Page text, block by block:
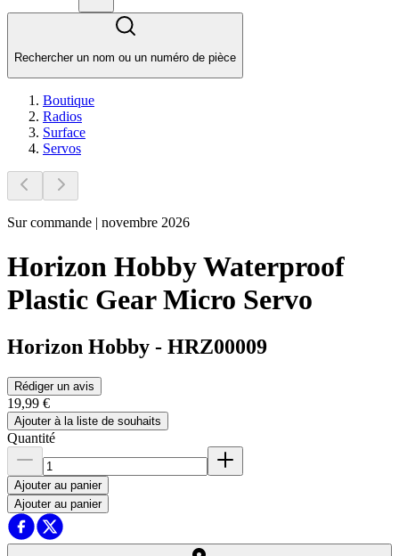
Rechercher un nom ou un numéro de pièce
Boutique
Radios
Surface
Servos
Sur commande | novembre 2026
Horizon Hobby Waterproof
Plastic Gear Micro Servo
Horizon Hobby - HRZ00009
Rédiger un avis
19,99 €
Ajouter à la liste de souhaits
Quantité
Ajouter au panier
Ajouter au panier